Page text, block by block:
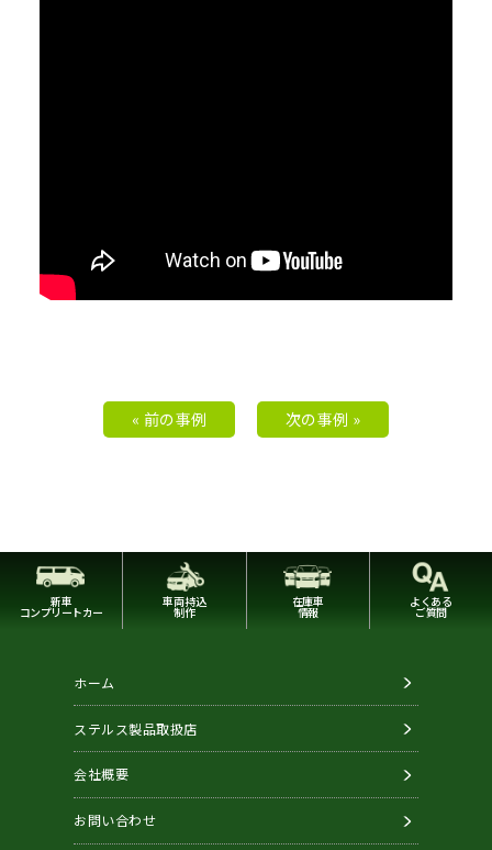
« 前の事例 次の事例 »
新車
コンプリートカー
車両持込
制作
在庫車
情報
よくある
ご質問
ホーム
ステルス製品取扱店
会社概要
お問い合わせ